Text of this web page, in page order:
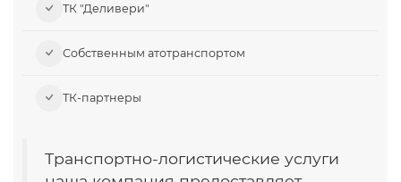
ТК "Деливери"
Собственным атотранспортом
ТК-партнеры
Транспортно-логистические услуги